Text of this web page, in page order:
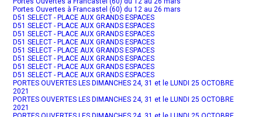
Portes Ouvertes à Francastel (60) du 12 au 26 mars
D51 SELECT - PLACE AUX GRANDS ESPACES
D51 SELECT - PLACE AUX GRANDS ESPACES
D51 SELECT - PLACE AUX GRANDS ESPACES
D51 SELECT - PLACE AUX GRANDS ESPACES
D51 SELECT - PLACE AUX GRANDS ESPACES
D51 SELECT - PLACE AUX GRANDS ESPACES
D51 SELECT - PLACE AUX GRANDS ESPACES
D51 SELECT - PLACE AUX GRANDS ESPACES
PORTES OUVERTES LES DIMANCHES 24, 31 et le LUNDI 25 OCTOBRE
2021
PORTES OUVERTES LES DIMANCHES 24, 31 et le LUNDI 25 OCTOBRE
2021